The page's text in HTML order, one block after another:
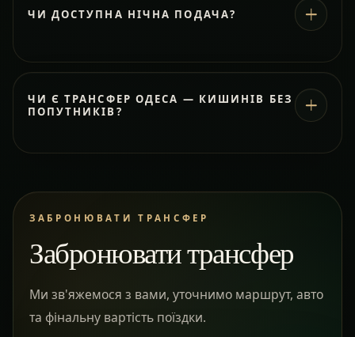
ЧИ ДОСТУПНА НІЧНА ПОДАЧА?
ЧИ Є ТРАНСФЕР ОДЕСА — КИШИНІВ БЕЗ
ПОПУТНИКІВ?
ЗАБРОНЮВАТИ ТРАНСФЕР
Забронювати трансфер
Ми зв'яжемося з вами, уточнимо маршрут, авто
та фінальну вартість поїздки.